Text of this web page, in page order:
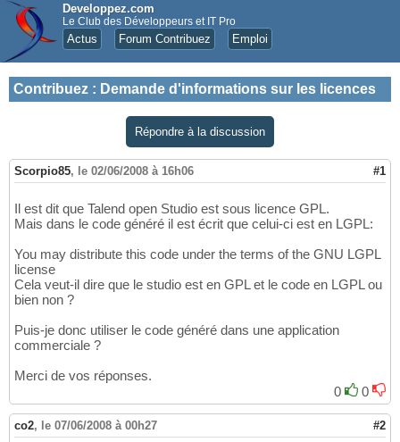
Developpez.com
Le Club des Développeurs et IT Pro
Actus Forum Contribuez Emploi
Contribuez : Demande d'informations sur les licences
Répondre à la discussion
Scorpio85, le 02/06/2008 à 16h06 #1
Il est dit que Talend open Studio est sous licence GPL.
Mais dans le code généré il est écrit que celui-ci est en LGPL:
You may distribute this code under the terms of the GNU LGPL
license
Cela veut-il dire que le studio est en GPL et le code en LGPL ou
bien non ?
Puis-je donc utiliser le code généré dans une application
commerciale ?
Merci de vos réponses.
0
0
co2, le 07/06/2008 à 00h27 #2